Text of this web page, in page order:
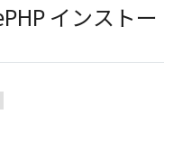
インストー